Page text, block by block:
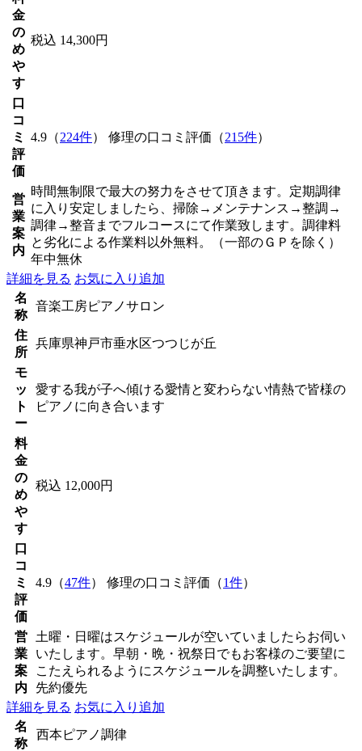
金
の
め
や
す
税込 14,300円
口
コ
ミ
評
価
4.9（224件） 修理の口コミ評価（215件）
営
業
案
内
時間無制限で最大の努力をさせて頂きます。定期調律
に入り安定しましたら、掃除→メンテナンス→整調→
調律→整音までフルコースにて作業致します。調律料
と劣化による作業料以外無料。（一部のＧＰを除く）
年中無休
詳細を見る お気に入り追加
名
称
音楽工房ピアノサロン
住
所
兵庫県神戸市垂水区つつじが丘
モ
ッ
ト
ー
愛する我が子へ傾ける愛情と変わらない情熱で皆様の
ピアノに向き合います
料
金
の
め
や
す
税込 12,000円
口
コ
ミ
評
価
4.9（47件） 修理の口コミ評価（1件）
営
業
案
内
土曜・日曜はスケジュールが空いていましたらお伺い
いたします。早朝・晩・祝祭日でもお客様のご要望に
こたえられるようにスケジュールを調整いたします。
先約優先
詳細を見る お気に入り追加
名
称
西本ピアノ調律